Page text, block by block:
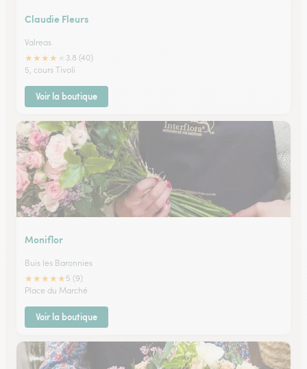
Claudie Fleurs
Valreas
★★★★
3.8 (40)
5, cours Tivoli
Voir la boutique
Moniflor
Buis les Baronnies
★★★★★ 5 (9)
Place du Marché
Voir la boutique